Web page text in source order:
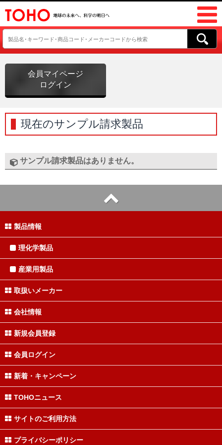
会員マイページ
ログイン
現在のサンプル請求製品
サンプル請求製品はありません。
製品情報
理化学製品
産業用製品
取扱いメーカー
会社情報
新規会員登録
会員ログイン
新着・キャンペーン
TOHOニュース
サイトのご利用方法
プライバシーポリシー